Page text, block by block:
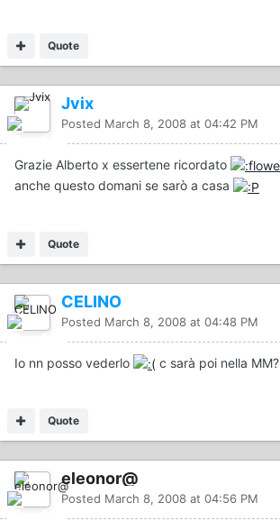
Quote
Jvix
Posted March 8, 2008 at 04:42 PM
Grazie Alberto x essertene ricordato
anche questo domani se sarò a casa
Quote
CELINO
Posted March 8, 2008 at 04:48 PM
Io nn posso vederlo c sarà poi nella MM?
Quote
eleonor@
Posted March 8, 2008 at 04:56 PM